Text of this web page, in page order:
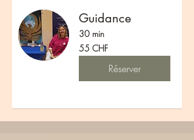
Guidance
30 min
55
francs
suisses
55 CHF
Réserver